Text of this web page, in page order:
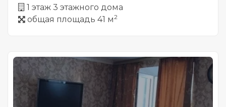
1 этаж 3 этажного дома
общая площадь 41 м2